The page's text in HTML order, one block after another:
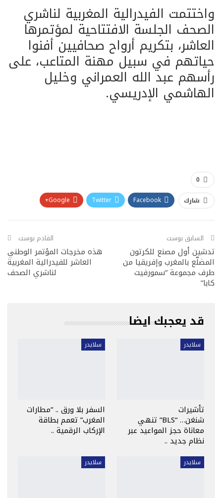
واختتمت الفيدرالية المغربية لناشري
الصحف الجلسة الافتتاحية لمؤتمرها
العاشر، بتكريم أرواح صحافيين أفنوا
حياتهم في سبيل مهنة المتاعب، على
رأسهم عبد الله العمراني وخليل
الهاشمي الإدريسي.
0
شارك Facebook
Twitter
Google+
البريد الإلكتروني
السابق بوست
تدشين أول مصنع للكرتون
المضلّع بالمغرب وإفريقيا من
طرف مجموعة “سمورفيت
كابا”
القادم بوست
هذه مخرجات المؤتمر الوطني
العاشر للفيدرالية المغربية
لناشري الصحف
قد يعجبك ايضا
سلايدر
تأشيرات
شنغن… “BLS” تنهي
معاناة حجز المواعيد عبر
نظام جديد ..
سلايدر
السفر بلا ورق .. “مطارات
المغرب” تعمم بطاقة
الإركاب الرقمية ..
سلايدر سلايدر